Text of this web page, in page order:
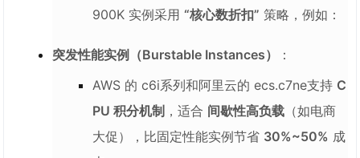
900K 实例采用“核心数折扣” 策略，例如：
突发性能实例（Burstable Instances）
：
AWS 的 c6i系列和阿里云的 ecs.c7ne支持 C
PU 积分机制 ，适合 间歇性高负载 （如电商
大促），比固定性能实例节省 30%~50% 成